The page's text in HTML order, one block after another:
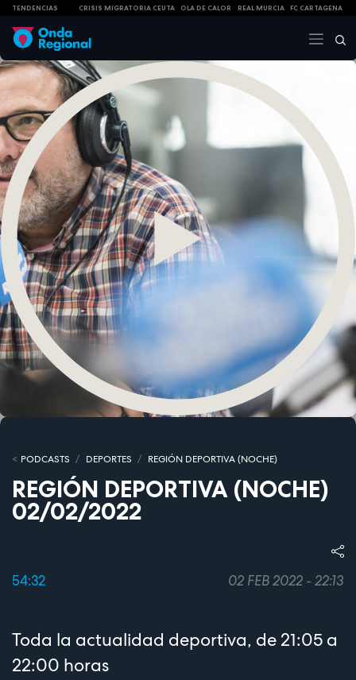
TENDENCIAS CRISIS MIGRATORIA CEUTA OLA DE CALOR REAL MURCIA FC CARTAGENA
PODCASTS DEPORTES REGIÓN DEPORTIVA (NOCHE)
REGIÓN DEPORTIVA (NOCHE)
02/02/2022
54:32 02 FEB 2022 - 22:13
Toda la actualidad deportiva, de 21:05 a
22:00 horas